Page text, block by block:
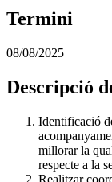
Termini
08/08/2025
Descripció
Identificació
millorar la
respecte a la
Realitzar